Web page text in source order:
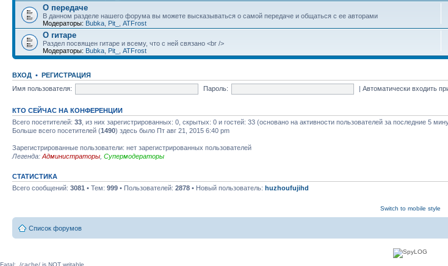
О передаче
В данном разделе нашего форума вы можете высказываться о самой передаче и общаться с ее авторами
Модераторы: Bubka Pit_ ATFrost
О гитаре
Раздел посвящен гитаре и всему, что с ней связано <br />
Модераторы: Bubka Pit_ ATFrost
ВХОД • РЕГИСТРАЦИЯ
Имя пользователя:
Пароль: |Автоматически входить
КТО СЕЙЧАС НА КОНФЕРЕНЦИИ
Всего посетителей: 33 , из них зарегистрированных: 0, скрытых: 0 и гостей: 33 (основано на активности пользователей за последние 5
Больше всего посетителей (1490) здесь было Пт авг 21, 2015 6:40 pm
Зарегистрированные пользователи: нет зарегистрированных пользователей
Легенда: Администраторы Супермодераторы
СТАТИСТИКА
Всего сообщений: 3081 • Тем: 999 • Пользователей: 2878 • Новый пользователь: huzhoufujihd
Switch to mobile style
Список форумов
Fatal: ./cache/ is NOT writable.